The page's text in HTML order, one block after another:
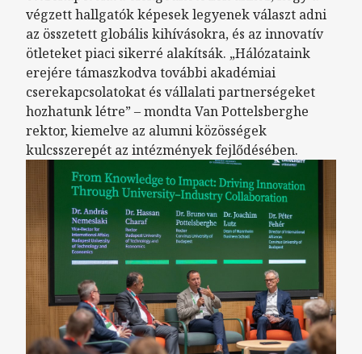
végzett hallgatók képesek legyenek választ adni
az összetett globális kihívásokra, és az innovatív
ötleteket piaci sikerré alakítsák. „Hálózataink
erejére támaszkodva további akadémiai
cserekapcsolatokat és vállalati partnerségeket
hozhatunk létre” – mondta Van Pottelsberghe
rektor, kiemelve az alumni közösségek
kulcsszerepét az intézmények fejlődésében.